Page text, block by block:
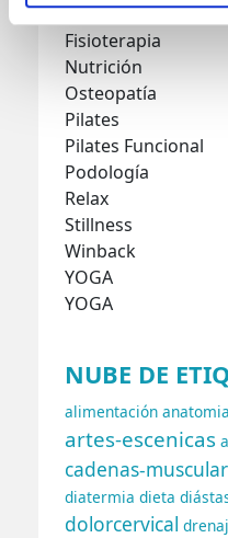
Estiramientos
Fisioterapia
Nutrición
Osteopatía
Pilates
Pilates Funcional
Podología
Relax
Stillness
Winback
YOGA
YOGA
NUBE DE
alimentación
artes-escenicas
cadenas-
diatermia dieta
dolorcervical